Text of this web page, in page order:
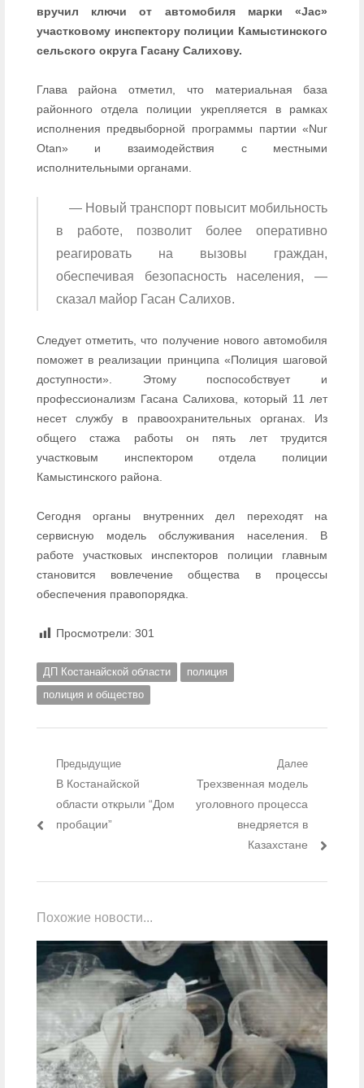
вручил ключи от автомобиля марки «Jac»
участковому инспектору полиции Камыстинского
сельского округа Гасану Салихову.
Глава района отметил, что материальная база
районного отдела полиции укрепляется в рамках
исполнения предвыборной программы партии «Nur
Otan» и взаимодействия с местными
исполнительными органами.
⠀ — Новый транспорт повысит мобильность
в работе, позволит более оперативно
реагировать на вызовы граждан,
обеспечивая безопасность населения, —
сказал майор Гасан Салихов.
Следует отметить, что получение нового автомобиля
поможет в реализации принципа «Полиция шаговой
доступности». Этому поспособствует и
профессионализм Гасана Салихова, который 11 лет
несет службу в правоохранительных органах. Из
общего стажа работы он пять лет трудится
участковым инспектором отдела полиции
Камыстинского района.
Сегодня органы внутренних дел переходят на
сервисную модель обслуживания населения. В
работе участковых инспекторов полиции главным
становится вовлечение общества в процессы
обеспечения правопорядка.
Просмотрели: 301
ДП Костанайской области
полиция
полиция и общество
Навигация по записям
Предыдущие
Предыдущий пост:
В Костанайской
области открыли “Дом
пробации”
Далее
Следующий пост:
Трехзвенная модель
уголовного процесса
внедряется в
Казахстане
Похожие новости...